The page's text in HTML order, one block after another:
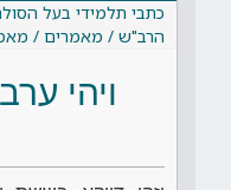
כתבי תלמידי בעל
הרב"ש / מאמרים /
ויהי